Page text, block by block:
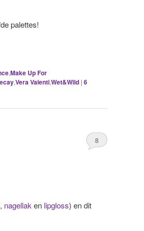
palettes!
,Make Up For
,Vera Valenti,Wet&Wild | 6
8
, nagellaken lipgloss) en dit